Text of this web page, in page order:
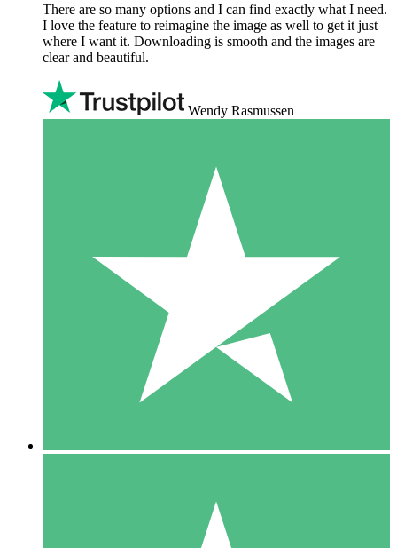
There are so many options and I can find exactly what I need.
I love the feature to reimagine the image as well to get it just
where I want it. Downloading is smooth and the images are
clear and beautiful.
Wendy Rasmussen